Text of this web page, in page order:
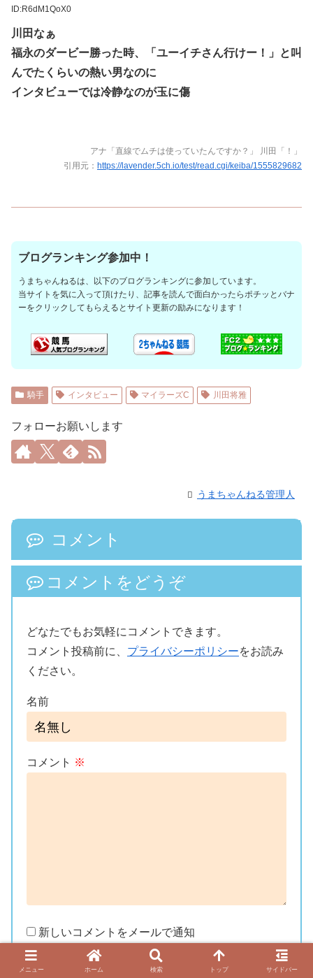
ID:R6dM1QoX0
川田なぁ
福永のダービー勝った時、「ユーイチさん行けー！」と叫
んでたくらいの熱い男なのに
インタビューでは冷静なのが玉に傷
アナ「直線でムチは使っていたんですか？」 川田「！」
引用元： https://lavender.5ch.io/test/read.cgi/keiba/1555829682
ブログランキング参加中！
うまちゃんねるは、以下のブログランキングに参加しています。
当サイトを気に入って頂けたり、記事を読んで面白かったらポチッとバナ
ーをクリックしてもらえるとサイト更新の励みになります！
騎手 インタビュー マイラーズC 川田将雅
フォローお願いします
うまちゃんねる管理人
コメント
コメントをどうぞ
どなたでもお気軽にコメントできます。
コメント投稿前に、 プライバシーポリシーをお読み
ください。
名前
コメント ※
新しいコメントをメールで通知
新しい投稿をメールで受け取る
メニュー ホーム 検索 トップ サイドバー